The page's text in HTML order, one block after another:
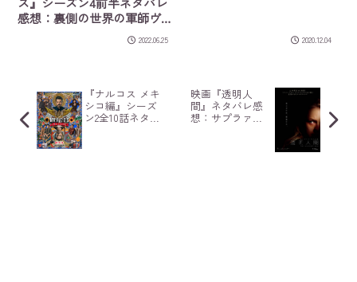
感想：裏側の世界の軍師ヴ
2022.06.25 2020.12.04
『ナルコス メキ
シコ編』シーズ
ン2全10話ネタバ
映画『透明人
間』ネタバレ感
想：サプラァイ